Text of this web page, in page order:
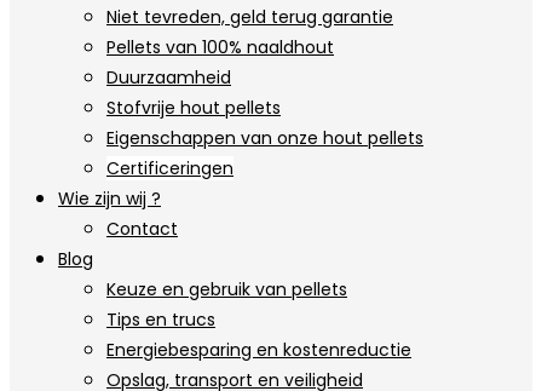
Niet tevreden, geld terug garantie
Pellets van 100% naaldhout
Duurzaamheid
Stofvrije hout pellets
Eigenschappen van onze hout pellets
Certificeringen
Wie zijn wij ?
Contact
Blog
Keuze en gebruik van pellets
Tips en trucs
Energiebesparing en kostenreductie
Opslag, transport en veiligheid